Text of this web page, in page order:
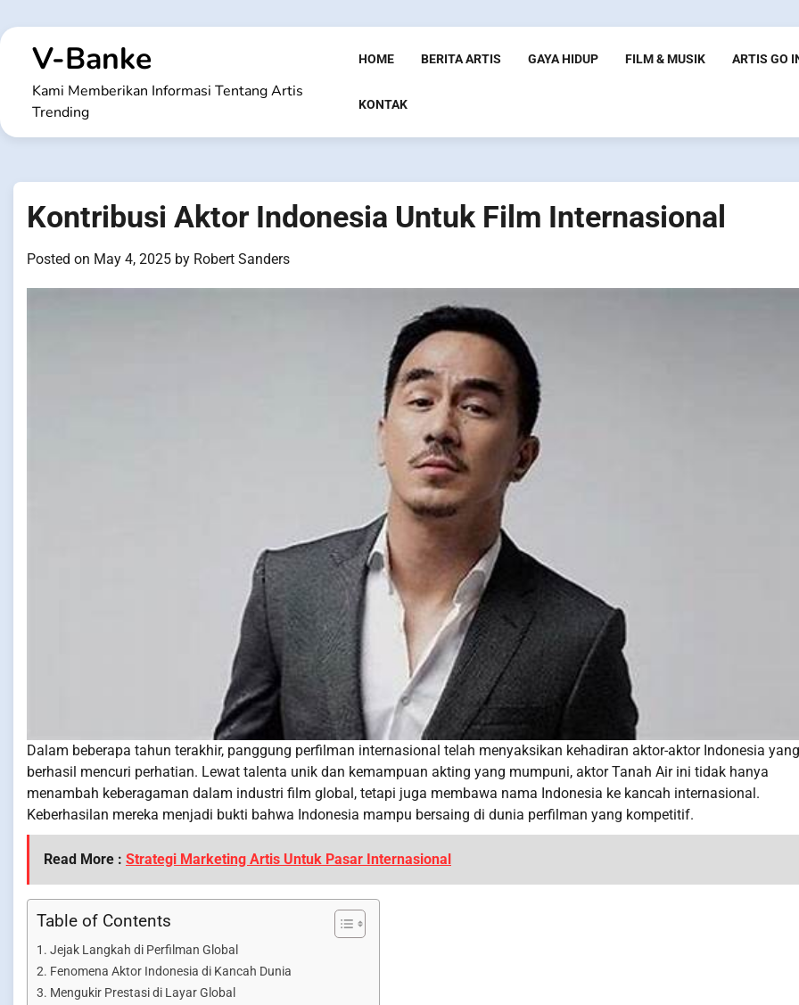
to
contentV-Banke
Kami Memberikan Informasi Tentang Artis
Trending
HOME BERITA ARTIS GAYA HIDUP FILM & MUSIK ARTIS GO
KONTAK
Kontribusi Aktor Indonesia Untuk Film Internasional
Posted on May 4, 2025 by Robert Sanders
Dalam beberapa tahun terakhir, panggung perfilman internasional telah menyaksikan kehadiran aktor-aktor Indonesia yang
berhasil mencuri perhatian. Lewat talenta unik dan kemampuan akting yang mumpuni, aktor Tanah Air ini tidak hanya
menambah keberagaman dalam industri film global, tetapi juga membawa nama Indonesia ke kancah internasional.
Keberhasilan mereka menjadi bukti bahwa Indonesia mampu bersaing di dunia perfilman yang kompetitif.
Read More : Strategi Marketing Artis Untuk Pasar Internasional
Table of Contents
Jejak Langkah di Perfilman Global
Fenomena Aktor Indonesia di Kancah Dunia
Mengukir Prestasi di Layar Global